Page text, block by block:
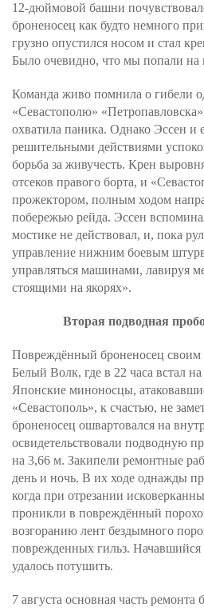
12-дюймовой башни
броненосец как будто немного
грузно опустился носом и стал
Было очевидно, что мы попали на
Команда живо помнила о гибели
«Севастополю»
охватила паника. Однако Эссен и
решительными действиями
борьба за живучесть. Крен
отсеков правого борта, и
прожектором, полным ходом
побережью рейда. Эссен
мостике не действовал, и, пока
управление нижним боевым
управляться машинами, лавируя
стоящими на якорях».
Вторая подводная
Повреждённый броненосец своим
Белый Волк, где в 22 часа встал на
Японские миноносцы,
«Севастополь», к счастью, не
броненосец ошвартовался на
освидетельствовали подводную
на 3,66 м. Закипели ремонтные
день и ночь. В их ходе однажды
когда при отрезании
проникли в повреждённый
возгоранию лент бездымного
поврежденных гильз. Начавшийся
удалось потушить.
7 августа основная часть ремонта